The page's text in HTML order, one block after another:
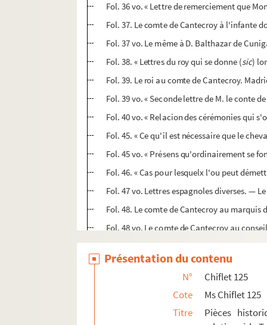
Fol. 36 vo. « Lettre de remerciement que
Fol. 37. Le comte de Cantecroy à l'infante
Fol. 37 vo. Le même à D. Balthazar de
Fol. 38. « Lettres du roy qui se donne (sic)
Fol. 39. Le roi au comte de Cantecroy.
Fol. 39 vo. « Seconde lettre de M. le conte
Fol. 40 vo. « Relacion des cérémonies qui
Fol. 45. « Ce qu'il est nécessaire que le
Fol. 45 vo. « Présens qu'ordinairement se
Fol. 46. « Cas pour lesquelx l'ou peut
Fol. 47 vo. Lettres espagnoles diverses. —
Fol. 48. Le comte de Cantecroy au
Fol. 48 vo. Le comte de Cantecroy au
Fol. 49. Le comte d'Oñate au comte de
Fol. 50. Le comte de Solre au même. Condé,
Fol. 50 vo. D. Balthazar de Cuniga au
Fol. 51. Le comte de Cantecroy au
Fol. 52. Le comte de Cantecroy à don
Présentation du contenu
N°
Chiflet 125
Cote
Ms Chiflet 125
Titre
Pièces